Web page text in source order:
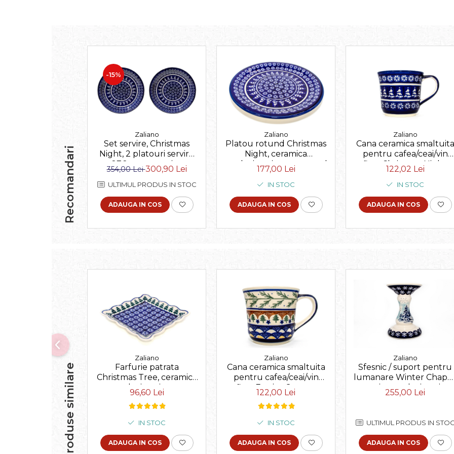
Recomandari
-15%
Zaliano
Set servire, Christmas
Night, 2 platouri servire
27,2 cm, ceramica
poloneza pictata manual
354,00 Lei300,90 Lei
ULTIMUL PRODUS IN STOC
ADAUGA IN COS
Zaliano
Platou rotund Christmas
Night, ceramica
smaltuita, pictata manual
27,2 cm
177,00 Lei
IN STOC
ADAUGA IN COS
Zaliano
Cana ceramica smaltuita
pentru cafea/ceai/vin
fiert Christmas Night,
pictata manual, 500 ml
122,02 Lei
IN STOC
ADAUGA IN COS
Produse similare
Zaliano
Farfurie patrata
Christmas Tree, ceramica
smaltuita, pictata
manual, 16,4 x 16,4 cm
96,60 Lei
IN STOC
ADAUGA IN COS
Zaliano
Cana ceramica smaltuita
pentru cafea/ceai/vin
fiert Festive Season,
pictata manual, 500 ml
122,00 Lei
IN STOC
ADAUGA IN COS
Zaliano
Sfesnic / suport pentru
lumanare Winter
ceramica smaltuita,
manual, 19,0 cm
255,00 Lei
ULTIMUL PRODUS IN
ADAUGA IN COS